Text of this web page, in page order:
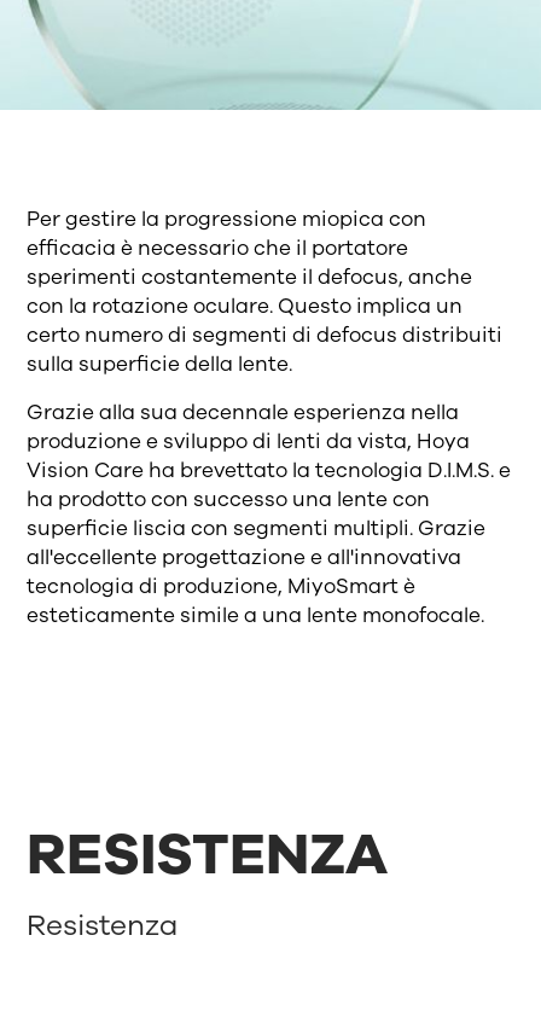
Per gestire la progressione miopica con
efficacia è necessario che il portatore
sperimenti costantemente il defocus, anche
con la rotazione oculare. Questo implica un
certo numero di segmenti di defocus distribuiti
sulla superficie della lente.
Grazie alla sua decennale esperienza nella
produzione e sviluppo di lenti da vista, Hoya
Vision Care ha brevettato la tecnologia D.I.M.S. e
ha prodotto con successo una lente con
superficie liscia con segmenti multipli. Grazie
all'eccellente progettazione e all'innovativa
tecnologia di produzione, MiyoSmart è
esteticamente simile a una lente monofocale.
RESISTENZA
Resistenza